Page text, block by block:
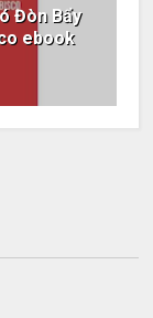
Đòn Bẩy
ebook